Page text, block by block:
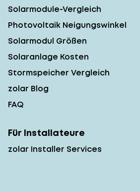
Solarmodule-Vergleich
Photovoltaik Neigungswinkel
Solarmodul Größen
Solaranlage Kosten
Stormspeicher Vergleich
zolar Blog
FAQ
Für Installateure
zolar Installer Services